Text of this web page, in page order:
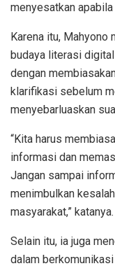
menyesatkan
Karena itu, Mahyono
budaya literasi
dengan
klarifikasi sebelum
menyebarluaskan
“Kita harus
informasi dan
Jangan sampai
menimbulkan
masyarakat,” katanya.
Selain itu, ia juga
dalam